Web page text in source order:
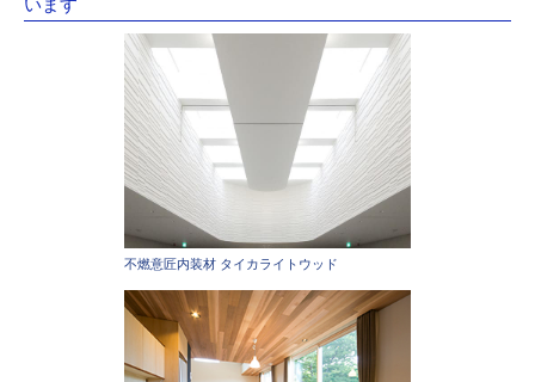
います
不燃意匠内装材 タイカライトウッド